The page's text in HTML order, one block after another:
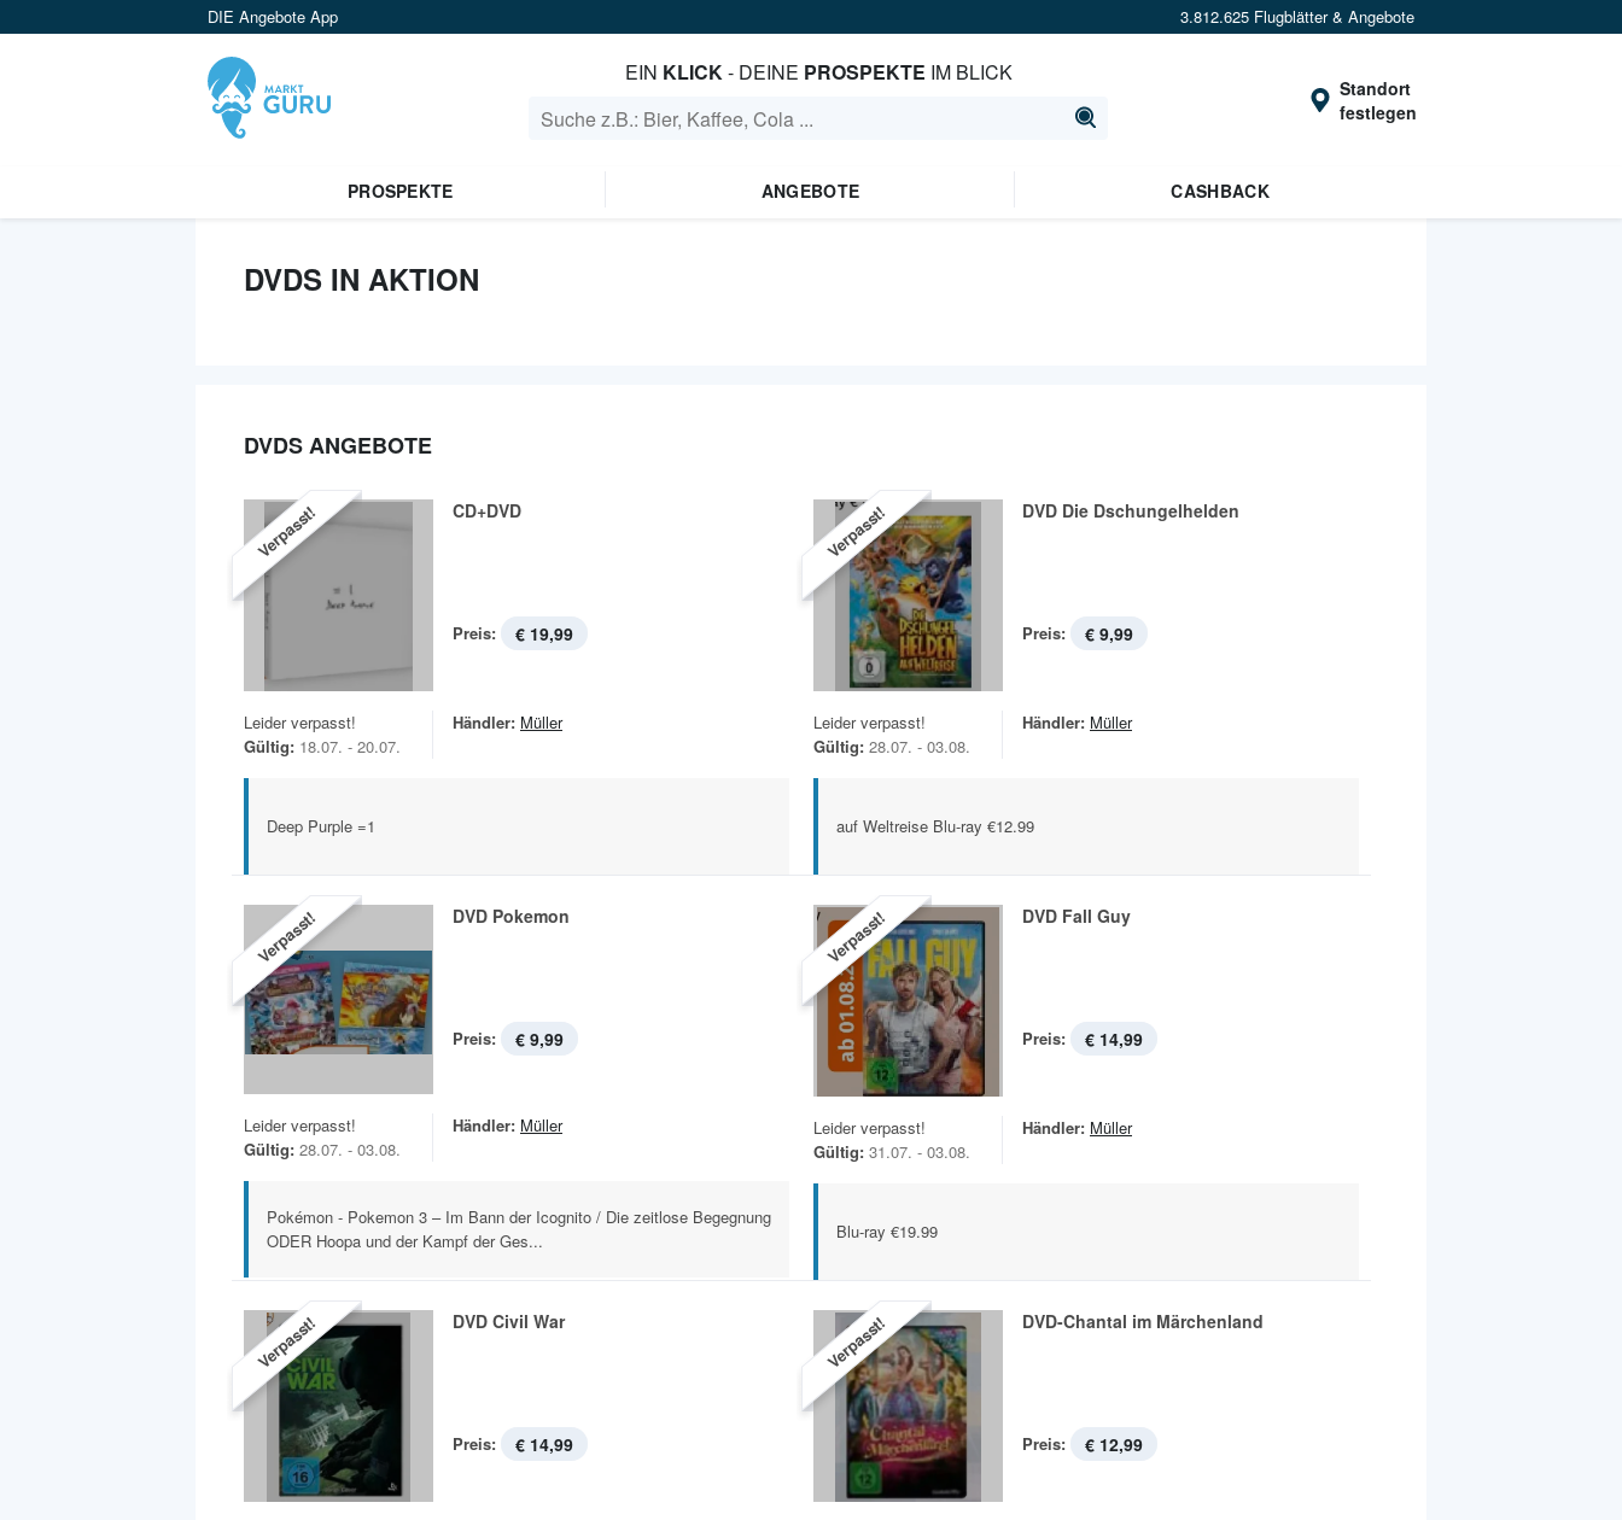
DIE Angebote App 3.812.625 Flugblätter & Angebote
EIN KLICK- DEINE PROSPEKTE IM BLICK
Standort
festlegen
PROSPEKTE ANGEBOTE CASHBACK
DVDS IN AKTION
DVDS ANGEBOTE
Verpasst! CD+DVD
Preis: € 19,99
Leider verpasst!
Gültig: 18.07. - 20.07.
Händler: Müller
Deep Purple =1
Verpasst! DVD Die Dschungelhelden
Preis: € 9,99
Leider verpasst!
Gültig: 28.07. - 03.08.
Händler: Müller
auf Weltreise Blu-ray €12.99
Verpasst! DVD Pokemon
Preis: € 9,99
Leider verpasst!
Gültig: 28.07. - 03.08.
Händler: Müller
Pokémon - Pokemon 3 – Im Bann der Icognito / Die zeitlose Begegnung
ODER Hoopa und der Kampf der Ges...
Verpasst! DVD Fall Guy
Preis: € 14,99
Leider verpasst!
Gültig: 31.07. - 03.08.
Händler: Müller
Blu-ray €19.99
Verpasst! DVD Civil War
Preis: € 14,99
Verpasst! DVD-Chantal im Märchenland
Preis: € 12,99